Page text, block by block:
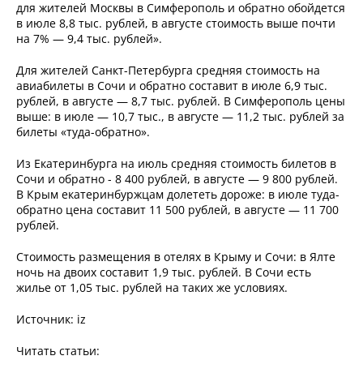
для жителей Москвы в Симферополь и обратно обойдется
в июле 8,8 тыс. рублей, в августе стоимость выше почти
на 7% — 9,4 тыс. рублей».
Для жителей Санкт-Петербурга средняя стоимость на
авиабилеты в Сочи и обратно составит в июле 6,9 тыс.
рублей, в августе — 8,7 тыс. рублей. В Симферополь цены
выше: в июле — 10,7 тыс., в августе — 11,2 тыс. рублей за
билеты «туда-обратно».
Из Екатеринбурга на июль средняя стоимость билетов в
Сочи и обратно - 8 400 рублей, в августе — 9 800 рублей.
В Крым екатеринбуржцам долететь дороже: в июле туда-
обратно цена составит 11 500 рублей, в августе — 11 700
рублей.
Стоимость размещения в отелях в Крыму и Сочи: в Ялте
ночь на двоих составит 1,9 тыс. рублей. В Сочи есть
жилье от 1,05 тыс. рублей на таких же условиях.
Источник: iz
Читать статьи: